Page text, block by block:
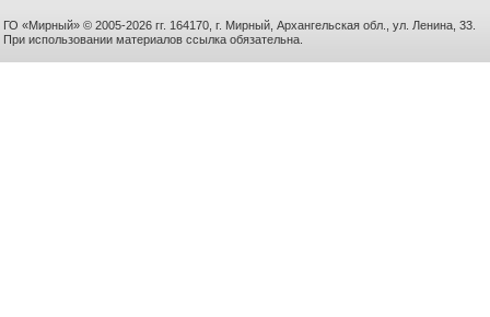
ГО «Мирный» © 2005-2026 гг. 164170, г. Мирный, Архангельская обл., ул. Ленина, 33.
При использовании материалов ссылка обязательна.